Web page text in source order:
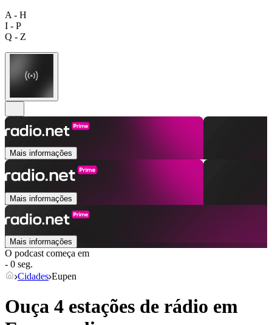
A - H
I - P
Q - Z
Mais informações
Mais informações
Mais informações
O podcast começa em
- 0 seg.
Cidades Eupen
Ouça 4 estações de rádio em